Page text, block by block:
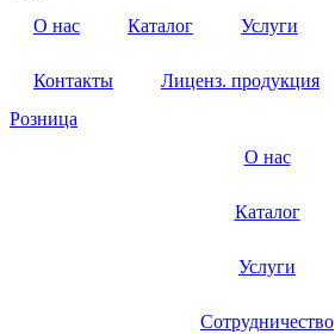
О нас
Каталог Услуги
Контакты
Лиценз. продукция
Розница
О нас
Каталог
Услуги
Сотрудничество